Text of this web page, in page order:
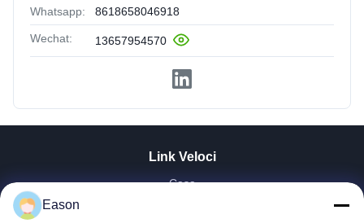
Whatsapp: 8618658046918
Wechat: 13657954570
Link Veloci
Casa
Eason